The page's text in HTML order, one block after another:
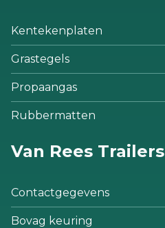
Kentekenplaten
Grastegels
Propaangas
Rubbermatten
Van Rees Trailers
Contactgegevens
Bovag keuring